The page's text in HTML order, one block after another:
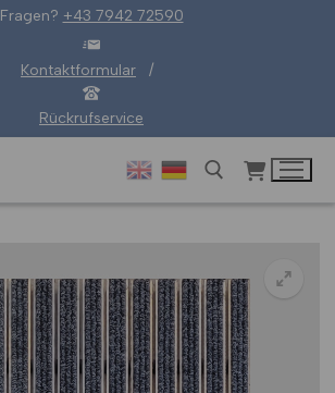
Fragen? +43 7942 72590
Kontaktformular /
Rückrufservice